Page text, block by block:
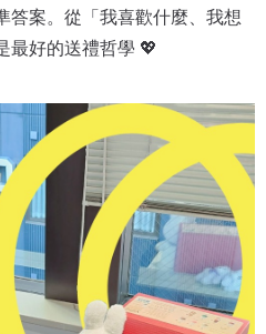
答案。從「我喜歡什麼、我想
最好的送禮哲學 💖